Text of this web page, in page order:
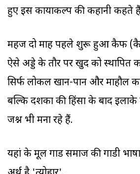
हुए इस कायाकल्प की कहानी कहते
महज दो माह पहले शुरू हुआ कैफ
ऐसे अड्डे के तौर पर खुद को स्थापित
सिर्फ लोकल खान-पान और माहौल
बल्कि दशकों की हिंसा के बाद इलाके
जश्न भी मना रहे हैं.
यहां के मूल गोंड समाज की गोंडी